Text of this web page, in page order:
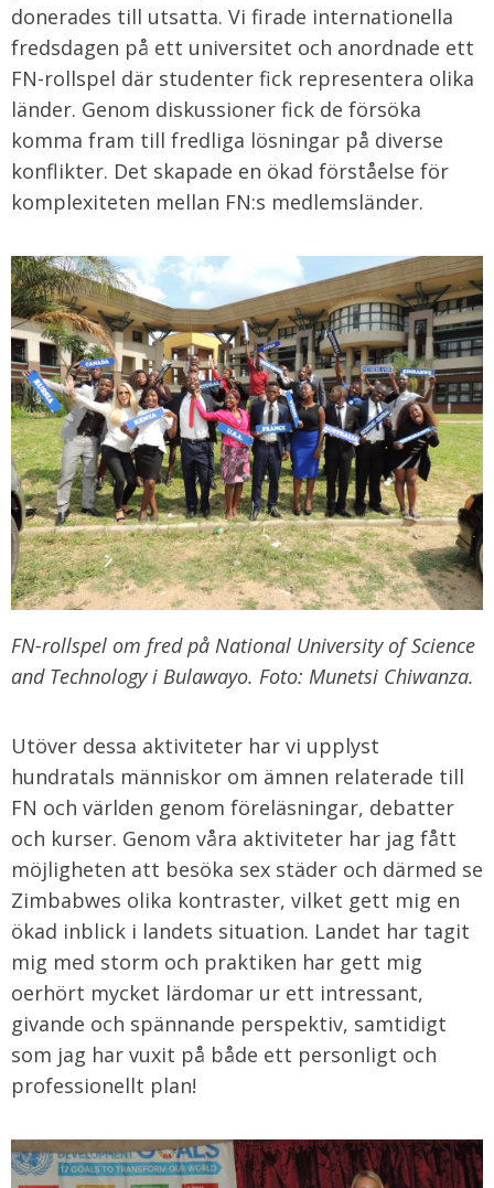
donerades till utsatta. Vi firade internationella
fredsdagen på ett universitet och anordnade ett
FN-rollspel där studenter fick representera olika
länder. Genom diskussioner fick de försöka
komma fram till fredliga lösningar på diverse
konflikter. Det skapade en ökad förståelse för
komplexiteten mellan FN:s medlemsländer.
FN-rollspel om fred på National University of Science
and Technology i Bulawayo. Foto: Munetsi Chiwanza.
Utöver dessa aktiviteter har vi upplyst
hundratals människor om ämnen relaterade till
FN och världen genom föreläsningar, debatter
och kurser. Genom våra aktiviteter har jag fått
möjligheten att besöka sex städer och därmed se
Zimbabwes olika kontraster, vilket gett mig en
ökad inblick i landets situation. Landet har tagit
mig med storm och praktiken har gett mig
oerhört mycket lärdomar ur ett intressant,
givande och spännande perspektiv, samtidigt
som jag har vuxit på både ett personligt och
professionellt plan!